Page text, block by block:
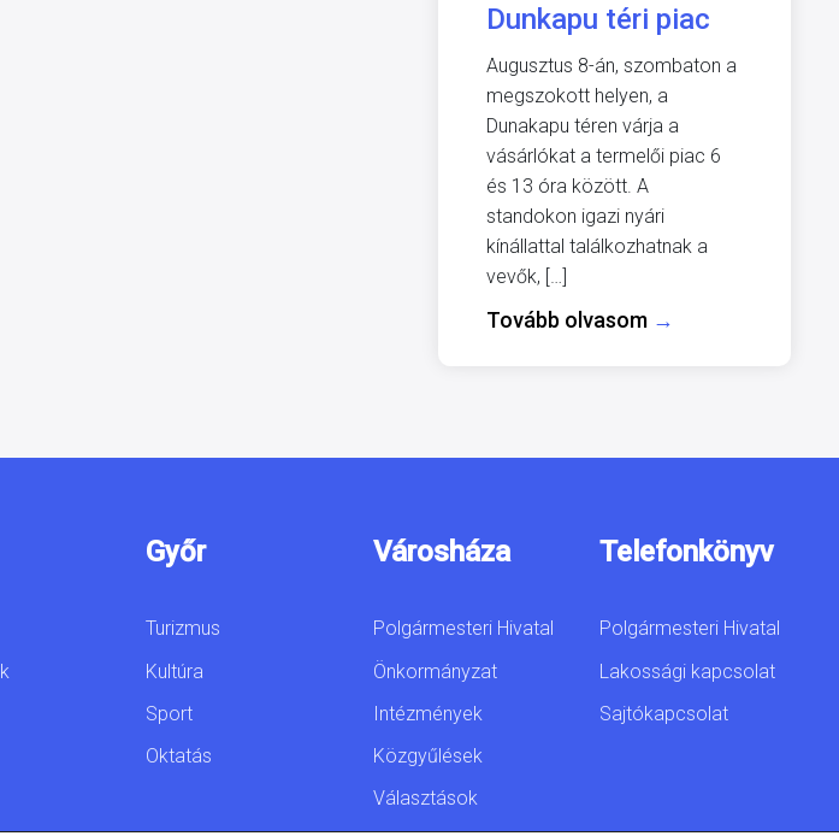
Dunkapu téri piac
Augusztus 8-án, szombaton a
megszokott helyen, a
Dunakapu téren várja a
vásárlókat a termelői piac 6
és 13 óra között. A
standokon igazi nyári
kínállattal találkozhatnak a
vevők, […]
Tovább olvasom →
Győr
Turizmus
Kultúra
Sport
Oktatás
Városháza
Polgármesteri Hivatal
Önkormányzat
Intézmények
Közgyűlések
Választások
Telefonkönyv
Polgármesteri Hivatal
Lakossági kapcsolat
Sajtókapcsolat